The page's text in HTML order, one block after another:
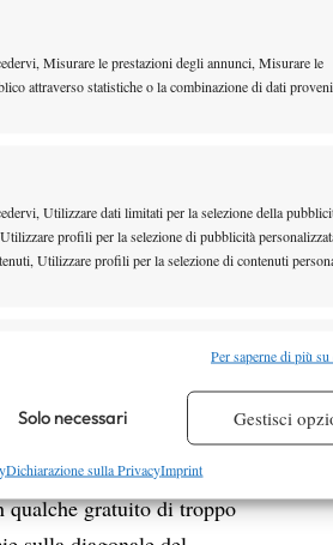
Misurare le prestazioni degli annunci, Misurare le
attraverso statistiche o la combinazione di dati
Utilizzare dati limitati per la selezione della
profili per la selezione di pubblicità
Utilizzare profili per la selezione di contenuti
trasmesse automaticamente.
frodi, correggere errori,
Salvare e comunicare le
Per saperne di più
Solo necessari Gestisci
Dichiarazione sulla PrivacyImprint
perché Cilic è un giocatore
i set mi ha dato
un po’ lento ma col
di poter lavorare sulle
una palla break grazie
allungarsi anche il
vantaggi. Il primo break
quinto gioco con un’ottima
a zero il successivo game
a zero il secondo break
qualche gratuito di troppo